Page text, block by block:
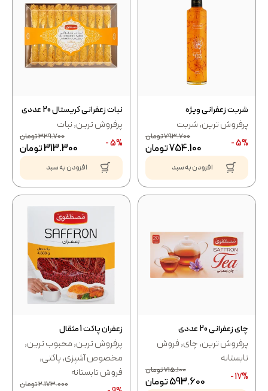
شربت زعفرانی ویژه
پرفروش ترین,شربت
5% -
793.700تومان
754.100تومان
افزودن به سبد
نبات زعفرانی کریستال 20 عددی
پرفروش ترین,نبات
5% -
329.700تومان
313.300تومان
افزودن به سبد
چای زعفرانی 20 عددی
پرفروش ترین,چای,فروش
تابستانه
17% -
715.100تومان
593.600تومان
زعفران پاکت 1 مثقال
پرفروش ترین,محبوب ترین,
مخصوص آشپزی,پاکتی,
فروش تابستانه
2.173.000تومان